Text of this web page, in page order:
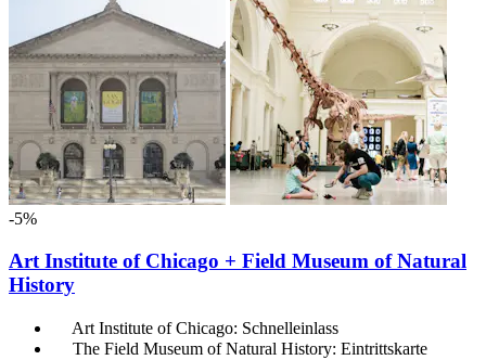
-5%
Art Institute of Chicago + Field Museum of Natural
History
Art Institute of Chicago: Schnelleinlass
The Field Museum of Natural History: Eintrittskarte